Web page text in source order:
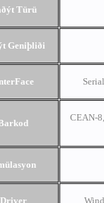
Türü
Geniþliði
CEAN-
Driver